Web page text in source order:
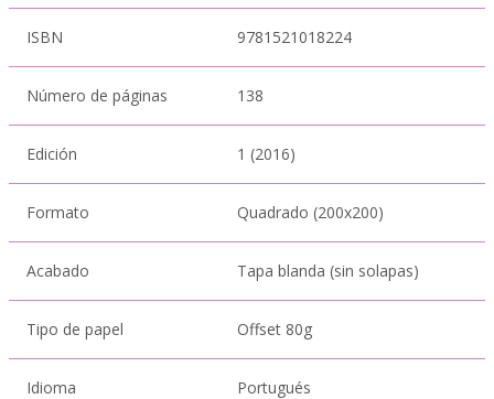
ISBN 9781521018224
Número de páginas 138
Edición 1 (2016)
Formato Quadrado (200x200)
Acabado Tapa blanda (sin solapas)
Tipo de papel Offset 80g
Idioma Portugués